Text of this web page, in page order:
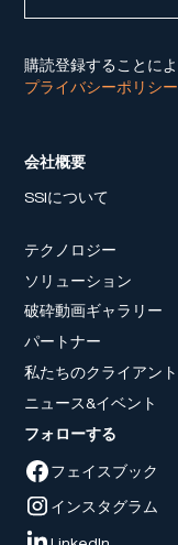
購読登録することに
プライバシーポリシー
会社概要
SSIについて
テクノロジー
ソリューション
破砕動画ギャラリー
パートナー
私たちのクライアント
ニュース&イベント
フォローする
フェイスブック
インスタグラム